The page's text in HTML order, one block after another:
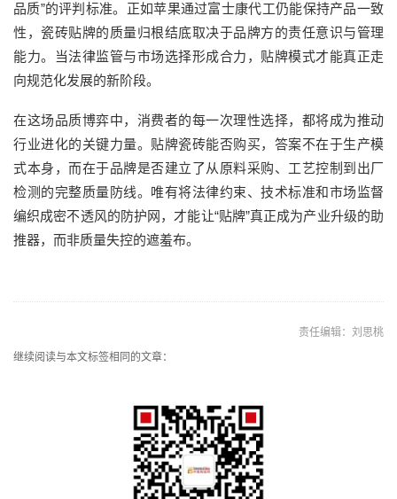
品质”的评判标准。正如苹果通过富士康代工仍能保持产品一致
性，瓷砖贴牌的质量归根结底取决于品牌方的责任意识与管理
能力。当法律监管与市场选择形成合力，贴牌模式才能真正走
向规范化发展的新阶段。
在这场品质博弈中，消费者的每一次理性选择，都将成为推动
行业进化的关键力量。贴牌瓷砖能否购买，答案不在于生产模
式本身，而在于品牌是否建立了从原料采购、工艺控制到出厂
检测的完整质量防线。唯有将法律约束、技术标准和市场监督
编织成密不透风的防护网，才能让“贴牌”真正成为产业升级的助
推器，而非质量失控的遮羞布。
责任编辑：刘思桃
继续阅读与本文标签相同的文章：